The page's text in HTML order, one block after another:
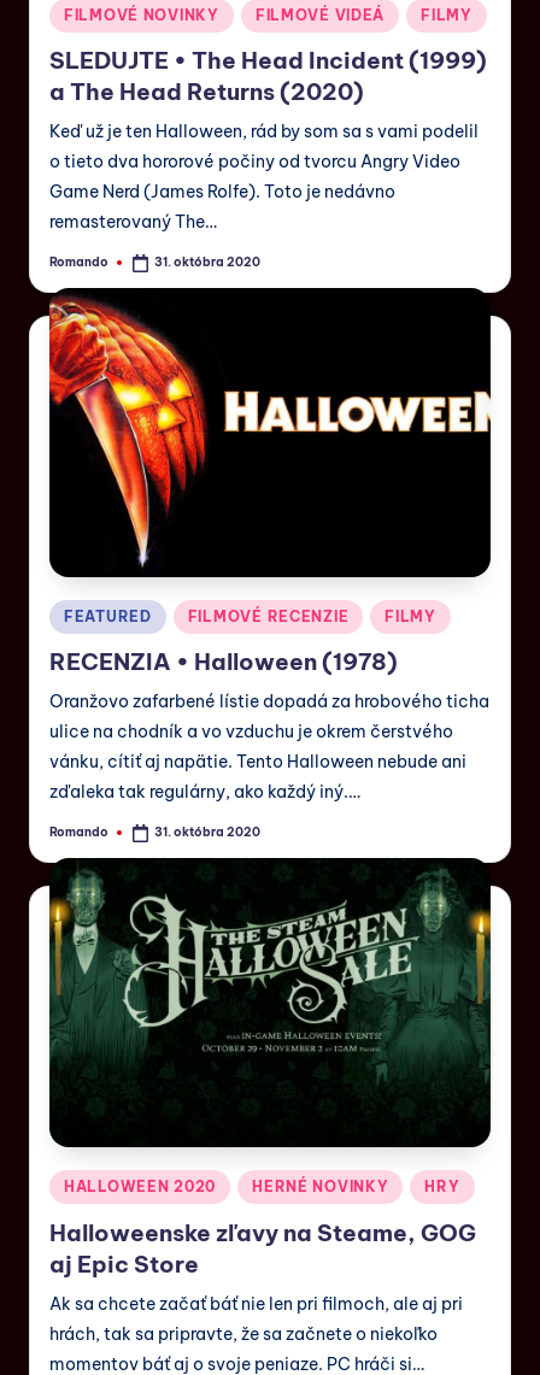
FILMOVÉ NOVINKY FILMOVÉ VIDEÁ FILMY
SLEDUJTE • The Head Incident (1999)
a The Head Returns (2020)
Keď už je ten Halloween, rád by som sa s vami podelil
o tieto dva hororové počiny od tvorcu Angry Video
Game Nerd (James Rolfe). Toto je nedávno
remasterovaný The…
Romando 31. októbra 2020
FEATURED FILMOVÉ RECENZIE FILMY
RECENZIA • Halloween (1978)
Oranžovo zafarbené lístie dopadá za hrobového ticha
ulice na chodník a vo vzduchu je okrem čerstvého
vánku, cítiť aj napätie. Tento Halloween nebude ani
zďaleka tak regulárny, ako každý iný.…
Romando 31. októbra 2020
HALLOWEEN 2020 HERNÉ NOVINKY HRY
Halloweenske zľavy na Steame, GOG
aj Epic Store
Ak sa chcete začať báť nie len pri filmoch, ale aj pri
hrách, tak sa pripravte, že sa začnete o niekoľko
momentov báť aj o svoje peniaze. PC hráči si…